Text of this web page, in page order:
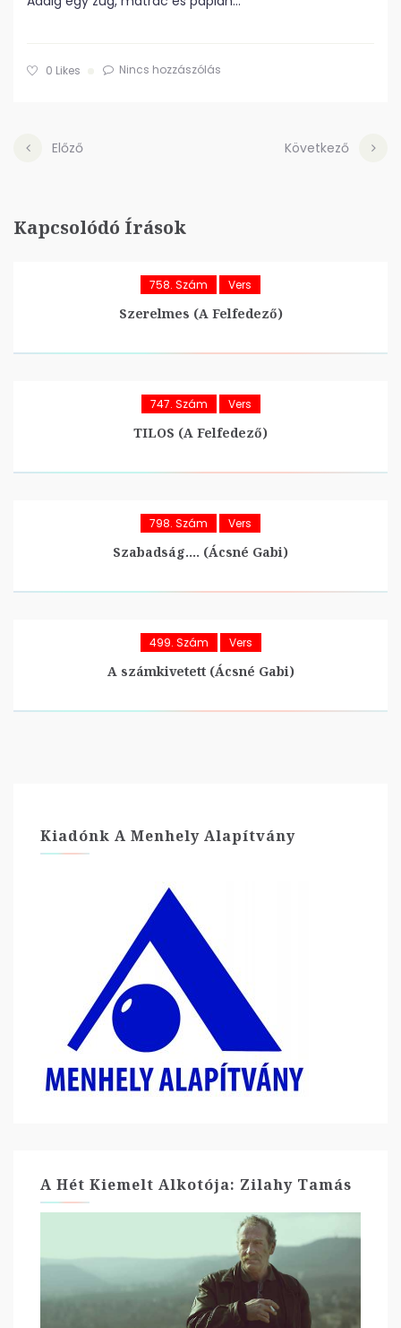
0 Likes Nincs hozzászólás
Előző Következő
Kapcsolódó Írások
758. Szám Vers
Szerelmes (A Felfedező)
747. Szám Vers
TILOS (A Felfedező)
798. Szám Vers
Szabadság…. (Ácsné Gabi)
499. Szám Vers
A számkivetett (Ácsné Gabi)
Kiadónk A Menhely Alapítvány
A Hét Kiemelt Alkotója: Zilahy Tamás